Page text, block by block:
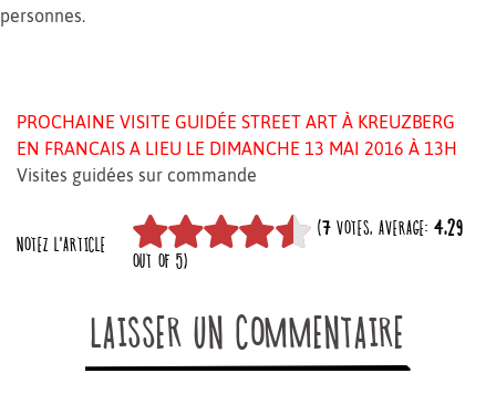
personnes.
PROCHAINE VISITE GUIDÉE STREET ART À KREUZBERG
EN FRANCAIS A LIEU LE DIMANCHE 13 MAI 2016 À 13H
Visites guidées sur commande
NOTEZ L'ARTICLE
(7VOTES, AVERAGE: 4,29
OUT OF 5)
LAISSER UN COMMENTAIRE